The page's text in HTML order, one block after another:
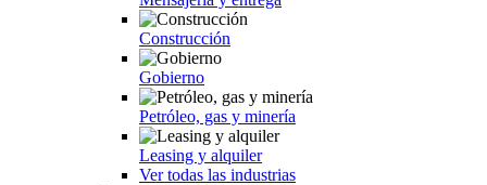
Construcción
Gobierno
Petróleo, gas y minería
Leasing y alquiler
Ver todas las industrias